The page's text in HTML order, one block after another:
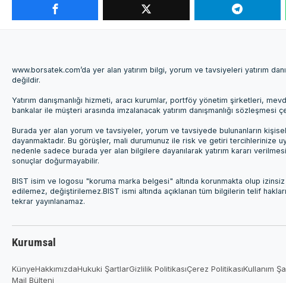
www.borsatek.com’da yer alan yatırım bilgi, yorum ve tavsiyeleri yatırım
değildir.
Yatırım danışmanlığı hizmeti, aracı kurumlar, portföy yönetim şirketleri,
bankalar ile müşteri arasında imzalanacak yatırım danışmanlığı sözleşmesi
Burada yer alan yorum ve tavsiyeler, yorum ve tavsiyede bulunanların
dayanmaktadır. Bu görüşler, mali durumunuz ile risk ve getiri tercihlerinize
nedenle sadece burada yer alan bilgilere dayanılarak yatırım kararı
sonuçlar doğurmayabilir.
BIST isim ve logosu "koruma marka belgesi" altında korunmakta olup izinsiz
edilemez, değiştirilemez.BIST ismi altında açıklanan tüm bilgilerin telif
tekrar yayınlanamaz.
Kurumsal
KünyeHakkımızdaHukuki ŞartlarGizlilik PolitikasıÇerez PolitikasıKullanım
Mail Bülteni